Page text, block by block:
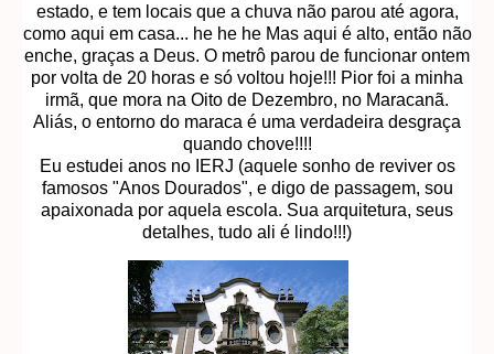
estado, e tem locais que a chuva não parou até agora,
como aqui em casa... he he he Mas aqui é alto, então não
enche, graças a Deus. O metrô parou de funcionar ontem
por volta de 20 horas e só voltou hoje!!! Pior foi a minha
irmã, que mora na Oito de Dezembro, no Maracanã.
Aliás, o entorno do maraca é uma verdadeira desgraça
quando chove!!!!
Eu estudei anos no IERJ (aquele sonho de reviver os
famosos "Anos Dourados", e digo de passagem, sou
apaixonada por aquela escola. Sua arquitetura, seus
detalhes, tudo ali é lindo!!!)